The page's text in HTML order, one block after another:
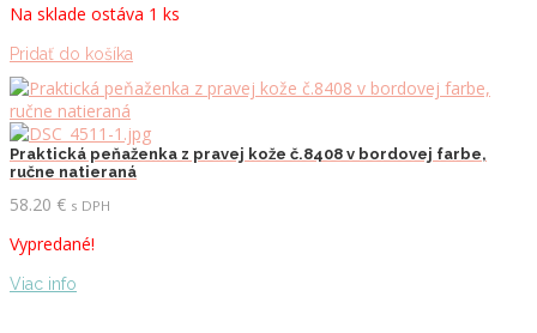
Na sklade ostáva 1 ks
Pridať do košíka
Praktická peňaženka z pravej kože č.8408 v bordovej farbe,
ručne natieraná
58.20 € s DPH
Vypredané!
Viac info